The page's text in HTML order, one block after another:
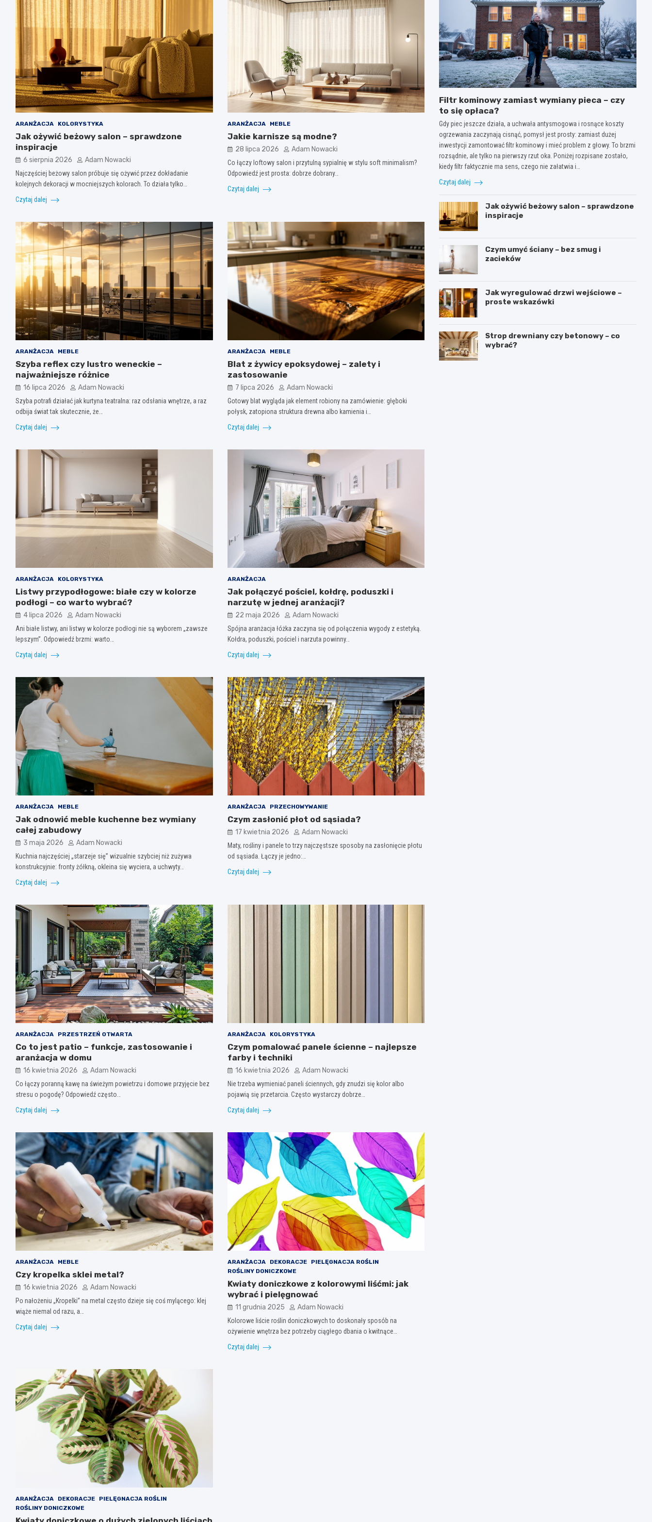
ARANŻACJA KOLORYSTYKA
Jak ożywić beżowy salon – sprawdzone
inspiracje
6 sierpnia 2026 Adam Nowacki
Najczęściej beżowy salon próbuje się ożywić przez dokładanie
kolejnych dekoracji w mocniejszych kolorach. To działa tylko…
Czytaj dalej
ARANŻACJA MEBLE
Jakie karnisze są modne?
28 lipca 2026 Adam Nowacki
Co łączy loftowy salon i przytulną sypialnię w stylu soft minimalism?
Odpowiedź jest prosta: dobrze dobrany…
Czytaj dalej
ARANŻACJA MEBLE
Szyba reflex czy lustro weneckie –
najważniejsze różnice
16 lipca 2026 Adam Nowacki
Szyba potrafi działać jak kurtyna teatralna: raz odsłania wnętrze, a raz
odbija świat tak skutecznie, że…
Czytaj dalej
ARANŻACJA MEBLE
Blat z żywicy epoksydowej – zalety i
zastosowanie
7 lipca 2026 Adam Nowacki
Gotowy blat wygląda jak element robiony na zamówienie: głęboki
połysk, zatopiona struktura drewna albo kamienia i…
Czytaj dalej
ARANŻACJA KOLORYSTYKA
Listwy przypodłogowe: białe czy w kolorze
podłogi – co warto wybrać?
4 lipca 2026 Adam Nowacki
Ani białe listwy, ani listwy w kolorze podłogi nie są wyborem „zawsze
lepszym”. Odpowiedź brzmi: warto…
Czytaj dalej
ARANŻACJA
Jak połączyć pościel, kołdrę, poduszki i
narzutę w jednej aranżacji?
22 maja 2026 Adam Nowacki
Spójna aranżacja łóżka zaczyna się od połączenia wygody z estetyką.
Kołdra, poduszki, pościel i narzuta powinny…
Czytaj dalej
ARANŻACJA MEBLE
Jak odnowić meble kuchenne bez wymiany
całej zabudowy
3 maja 2026 Adam Nowacki
Kuchnia najczęściej „starzeje się” wizualnie szybciej niż zużywa
konstrukcyjnie: fronty żółkną, okleina się wyciera, a uchwyty…
Czytaj dalej
ARANŻACJA PRZECHOWYWANIE
Czym zasłonić płot od sąsiada?
17 kwietnia 2026 Adam Nowacki
Maty, rośliny i panele to trzy najczęstsze sposoby na zasłonięcie płotu
od sąsiada. Łączy je jedno:…
Czytaj dalej
ARANŻACJA PRZESTRZEŃ OTWARTA
Co to jest patio – funkcje, zastosowanie i
aranżacja w domu
16 kwietnia 2026 Adam Nowacki
Co łączy poranną kawę na świeżym powietrzu i domowe przyjęcie bez
stresu o pogodę? Odpowiedź często…
Czytaj dalej
ARANŻACJA KOLORYSTYKA
Czym pomalować panele ścienne – najlepsze
farby i techniki
16 kwietnia 2026 Adam Nowacki
Nie trzeba wymieniać paneli ściennych, gdy znudzi się kolor albo
pojawią się przetarcia. Często wystarczy dobrze…
Czytaj dalej
ARANŻACJA MEBLE
Czy kropelka sklei metal?
16 kwietnia 2026 Adam Nowacki
Po nałożeniu „Kropelki” na metal często dzieje się coś mylącego: klej
wiąże niemal od razu, a…
Czytaj dalej
ARANŻACJA DEKORACJE
PIELĘGNACJA ROŚLIN
ROŚLINY DONICZKOWE
Kwiaty doniczkowe z kolorowymi liśćmi: jak
wybrać i pielęgnować
11 grudnia 2025 Adam Nowacki
Kolorowe liście roślin doniczkowych to doskonały sposób na
ożywienie wnętrza bez potrzeby ciągłego dbania o kwitnące…
Czytaj dalej
ARANŻACJA DEKORACJE
PIELĘGNACJA ROŚLIN
ROŚLINY DONICZKOWE
Filtr kominowy zamiast wymiany pieca – czy
to się opłaca?
Gdy piec jeszcze działa, a uchwała antysmogowa i rosnące koszty
ogrzewania zaczynają cisnąć, pomysł jest prosty: zamiast dużej
inwestycji zamontować filtr kominowy i mieć problem z głowy. To brzmi
rozsądnie, ale tylko na pierwszy rzut oka. Poniżej rozpisane zostało,
kiedy filtr faktycznie ma sens, czego nie załatwia i…
Czytaj dalej
Jak ożywić beżowy salon – sprawdzone
inspiracje
Czym umyć ściany – bez smug i
zacieków
Jak wyregulować drzwi wejściowe –
proste wskazówki
Strop drewniany czy betonowy – co
wybrać?